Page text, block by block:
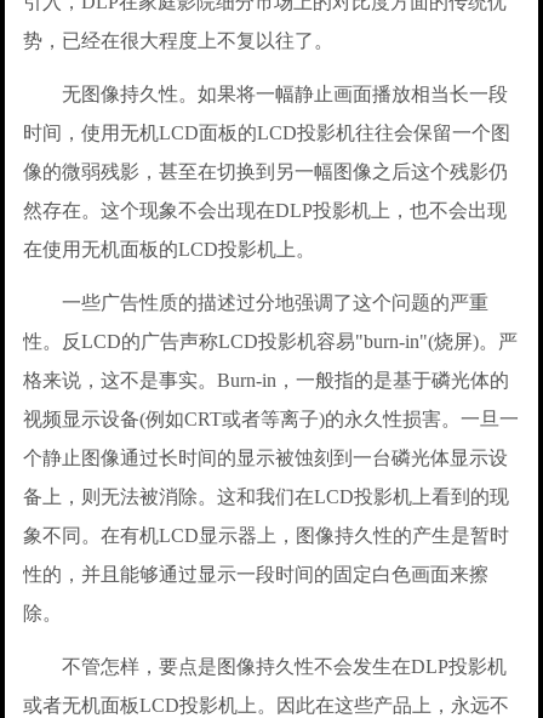
势，已经在很大程度上不复以往了。
无图像持久性。如果将一幅静止画面播放相当长一段
时间，使用无机LCD面板的LCD投影机往往会保留一个图
像的微弱残影，甚至在切换到另一幅图像之后这个残影仍
然存在。这个现象不会出现在DLP投影机上，也不会出现
在使用无机面板的LCD投影机上。
一些广告性质的描述过分地强调了这个问题的严重
性。反LCD的广告声称LCD投影机容易"burn-in"(烧屏)。严
格来说，这不是事实。Burn-in，一般指的是基于磷光体的
视频显示设备(例如CRT或者等离子)的永久性损害。一旦一
个静止图像通过长时间的显示被蚀刻到一台磷光体显示设
备上，则无法被消除。这和我们在LCD投影机上看到的现
象不同。在有机LCD显示器上，图像持久性的产生是暂时
性的，并且能够通过显示一段时间的固定白色画面来擦
除。
不管怎样，要点是图像持久性不会发生在DLP投影机
或者无机面板LCD投影机上。因此在这些产品上，永远不